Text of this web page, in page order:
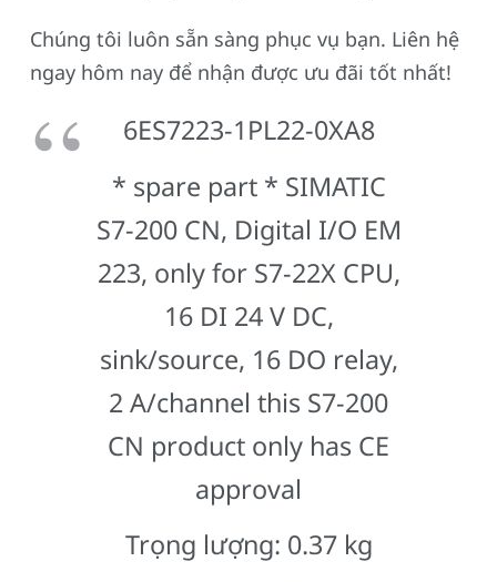
Chúng tôi luôn sẵn sàng phục vụ bạn. Liên hệ
ngay hôm nay để nhận được ưu đãi tốt nhất!
6ES7223-1PL22-0XA8
* spare part * SIMATIC
S7-200 CN, Digital I/O EM
223, only for S7-22X CPU,
16 DI 24 V DC,
sink/source, 16 DO relay,
2 A/channel this S7-200
CN product only has CE
approval
Trọng lượng: 0.37 kg